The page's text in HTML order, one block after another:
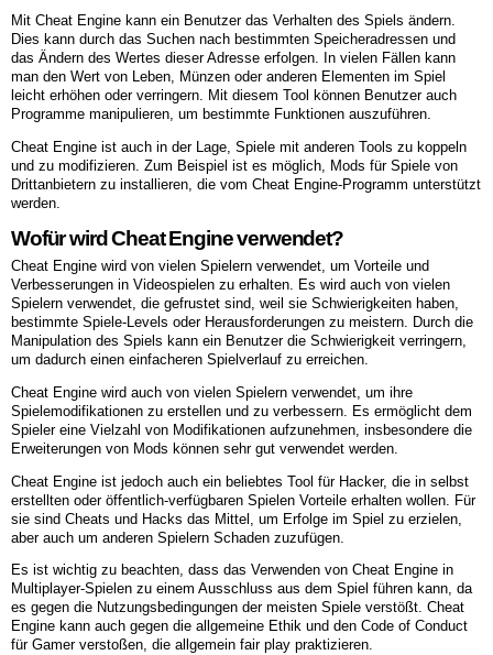
Mit Cheat Engine kann ein Benutzer das Verhalten des Spiels ändern.
Dies kann durch das Suchen nach bestimmten Speicheradressen und
das Ändern des Wertes dieser Adresse erfolgen. In vielen Fällen kann
man den Wert von Leben, Münzen oder anderen Elementen im Spiel
leicht erhöhen oder verringern. Mit diesem Tool können Benutzer auch
Programme manipulieren, um bestimmte Funktionen auszuführen.
Cheat Engine ist auch in der Lage, Spiele mit anderen Tools zu koppeln
und zu modifizieren. Zum Beispiel ist es möglich, Mods für Spiele von
Drittanbietern zu installieren, die vom Cheat Engine-Programm unterstützt
werden.
Wofür wird Cheat Engine verwendet?
Cheat Engine wird von vielen Spielern verwendet, um Vorteile und
Verbesserungen in Videospielen zu erhalten. Es wird auch von vielen
Spielern verwendet, die gefrustet sind, weil sie Schwierigkeiten haben,
bestimmte Spiele-Levels oder Herausforderungen zu meistern. Durch die
Manipulation des Spiels kann ein Benutzer die Schwierigkeit verringern,
um dadurch einen einfacheren Spielverlauf zu erreichen.
Cheat Engine wird auch von vielen Spielern verwendet, um ihre
Spielemodifikationen zu erstellen und zu verbessern. Es ermöglicht dem
Spieler eine Vielzahl von Modifikationen aufzunehmen, insbesondere die
Erweiterungen von Mods können sehr gut verwendet werden.
Cheat Engine ist jedoch auch ein beliebtes Tool für Hacker, die in selbst
erstellten oder öffentlich-verfügbaren Spielen Vorteile erhalten wollen. Für
sie sind Cheats und Hacks das Mittel, um Erfolge im Spiel zu erzielen,
aber auch um anderen Spielern Schaden zuzufügen.
Es ist wichtig zu beachten, dass das Verwenden von Cheat Engine in
Multiplayer-Spielen zu einem Ausschluss aus dem Spiel führen kann, da
es gegen die Nutzungsbedingungen der meisten Spiele verstößt. Cheat
Engine kann auch gegen die allgemeine Ethik und den Code of Conduct
für Gamer verstoßen, die allgemein fair play praktizieren.